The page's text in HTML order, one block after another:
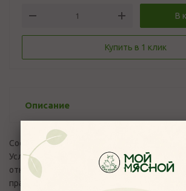
В
Купить в 1 клик
Описание
Состав:Классический зеленый китайский чай
Условия хранения: в сухом
относительной влажности воздуха не
правила соседства.